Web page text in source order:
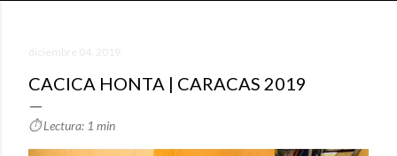
CACICA HONTA | CARACAS 2019
⏱️ Lectura: 1 min